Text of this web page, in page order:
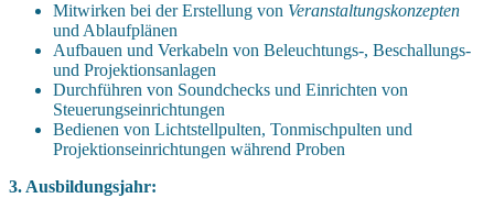
Mitwirken bei der Erstellung von Veranstaltungskonzepten
und Ablaufplänen
Aufbauen und Verkabeln von Beleuchtungs-, Beschallungs-
und Projektionsanlagen
Durchführen von Soundchecks und Einrichten von
Steuerungseinrichtungen
Bedienen von Lichtstellpulten, Tonmischpulten und
Projektionseinrichtungen während Proben
3. Ausbildungsjahr: